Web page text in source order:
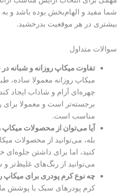
شما مفید و الهام‌بخش بوده باشد و
بیشتری در هر موقعیت بدرخشید.
سوالات متداول
تفاوت میکاپ روزانه و شبانه
میکاپ روزانه معمولا ساده،
چهره‌ای آرام و شاداب ایجاد
برجسته‌تر است و معمولا
مناسب است.
آیا می‌توان از محصولات میکاپ
بله، می‌توانید از محصولات
کنید، اما برای داشتن
می‌توانید از رنگ‌های غلیظ‌تر و
چه نوع کرم پودری برای
کرم پودرهای سبک با پوشش